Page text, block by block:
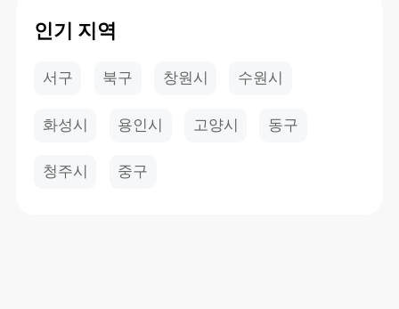
인기 지역
서구 북구 창원시 수원시
화성시 용인시 고양시 동구
청주시 중구